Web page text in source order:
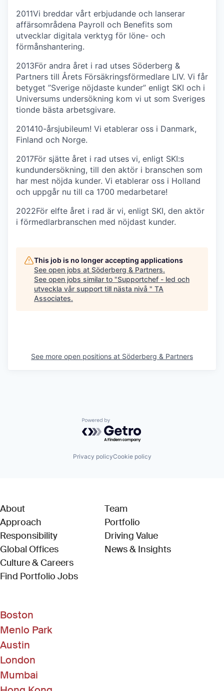
2011Vi breddar vårt erbjudande och lanserar
affärsområdena Payroll och Benefits som
utvecklar digitala verktyg för löne- och
förmånshantering.
2013För andra året i rad utses Söderberg &
Partners till Årets Försäkringsförmedlare LIV. Vi får
betyget ”Sverige nöjdaste kunder” enligt SKI och i
Universums undersökning kom vi ut som Sveriges
tionde bästa arbetsgivare.
201410-årsjubileum! Vi etablerar oss i Danmark,
Finland och Norge.
2017För sjätte året i rad utses vi, enligt SKI:s
kundundersökning, till den aktör i branschen som
har mest nöjda kunder. Vi etablerar oss i Holland
och uppgår nu till ca 1700 medarbetare!
2022För elfte året i rad är vi, enligt SKI, den aktör
i förmedlarbranschen med nöjdast kunder.
This job is no longer accepting applications
See open jobs at Söderberg & Partners.
See open jobs similar to "Supportchef - led och
utveckla vår support till nästa nivå " TA
Associates.
See more open positions at Söderberg & Partners
Powered by Getro.com
Privacy policyCookie policy
About
Approach
Responsibility
Global Offices
Culture & Careers
Find Portfolio Jobs(Link opens in new window)
Team
Portfolio
Driving Value
News & Insights
Boston
Menlo Park
Austin
London
Mumbai